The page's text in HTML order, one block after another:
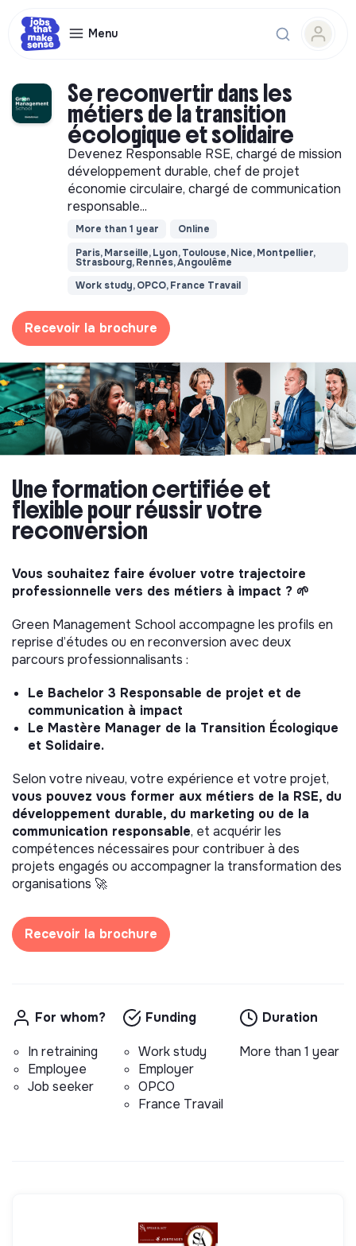
Menu
Se reconvertir dans les
métiers de la transition
écologique et solidaire
Devenez Responsable RSE, chargé de mission
développement durable, chef de projet
économie circulaire, chargé de communication
responsable...
More than 1 year
Online
Paris, Marseille, Lyon, Toulouse, Nice, Montpellier,
Strasbourg, Rennes, Angoulême
Work study, OPCO, France Travail
Recevoir la brochure
Une formation certifiée et
flexible pour réussir votre
reconversion
Vous souhaitez faire évoluer votre trajectoire
professionnelle vers des métiers à impact ? 🌱
Green Management School accompagne les profils en
reprise d’études ou en reconversion avec deux
parcours professionnalisants :
Le Bachelor 3 Responsable de projet et de
communication à impact
Le Mastère Manager de la Transition Écologique
et Solidaire.
Selon votre niveau, votre expérience et votre projet,
vous pouvez vous former aux métiers de la RSE, du
développement durable, du marketing ou de la
communication responsable, et acquérir les
compétences nécessaires pour contribuer à des
projets engagés ou accompagner la transformation des
organisations 🚀
Recevoir la brochure
For whom?
In retraining
Employee
Job seeker
Funding
Work study
Employer
OPCO
France Travail
Duration
More than 1 year